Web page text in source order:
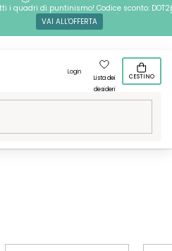
i quadri di puntinismo! Codice sconto:
VAI ALL'OFFERTA
Login
Lista dei
desideri
CESTINO